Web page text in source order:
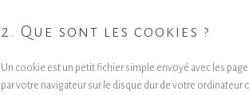
2. Que sont les cookies ?
Un cookie est un petit fichier simple envoyé avec les
par votre navigateur sur le disque dur de votre ordinateur